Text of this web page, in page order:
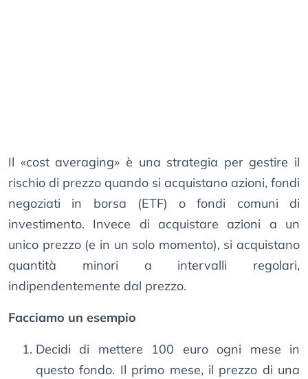
Il «cost averaging» è una strategia per gestire il
rischio di prezzo quando si acquistano azioni, fondi
negoziati in borsa (ETF) o fondi comuni di
investimento. Invece di acquistare azioni a un
unico prezzo (e in un solo momento), si acquistano
quantità minori a intervalli regolari,
indipendentemente dal prezzo.
Facciamo un esempio
Decidi di mettere 100 euro ogni mese in
questo fondo. Il primo mese, il prezzo di una